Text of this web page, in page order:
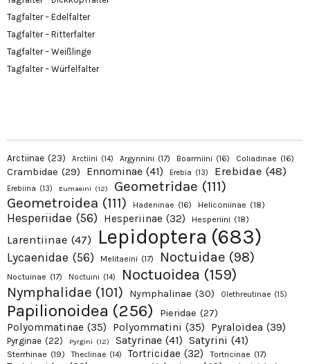
Tagfalter – Edelfalter
Tagfalter – Ritterfalter
Tagfalter – Weißlinge
Tagfalter – Würfelfalter
Arctiinae (23) Arctiini (14) Argynnini (17) Boarmiini (16) Coliadinae (16)
Crambidae (29) Ennominae (41) Erebia (13) Erebidae (48)
Erebiina (13) Eumaeini (12) Geometridae (111)
Geometroidea (111) Hadeninae (16) Heliconiinae (18)
Hesperiidae (56) Hesperiinae (32) Hesperiini (18)
Larentiinae (47) Lepidoptera (683)
Lycaenidae (56) Melitaeini (17) Noctuidae (98)
Noctuinae (17) Noctuini (14) Noctuoidea (159)
Nymphalidae (101) Nymphalinae (30) Olethreutinae (15)
Papilionoidea (256) Pieridae (27)
Polyommatinae (35) Polyommatini (35) Pyraloidea (39)
Pyrginae (22) Pyrgini (12) Satyrinae (41) Satyrini (41)
Sterrhinae (19) Theclinae (14) Tortricidae (32) Tortricinae (17)